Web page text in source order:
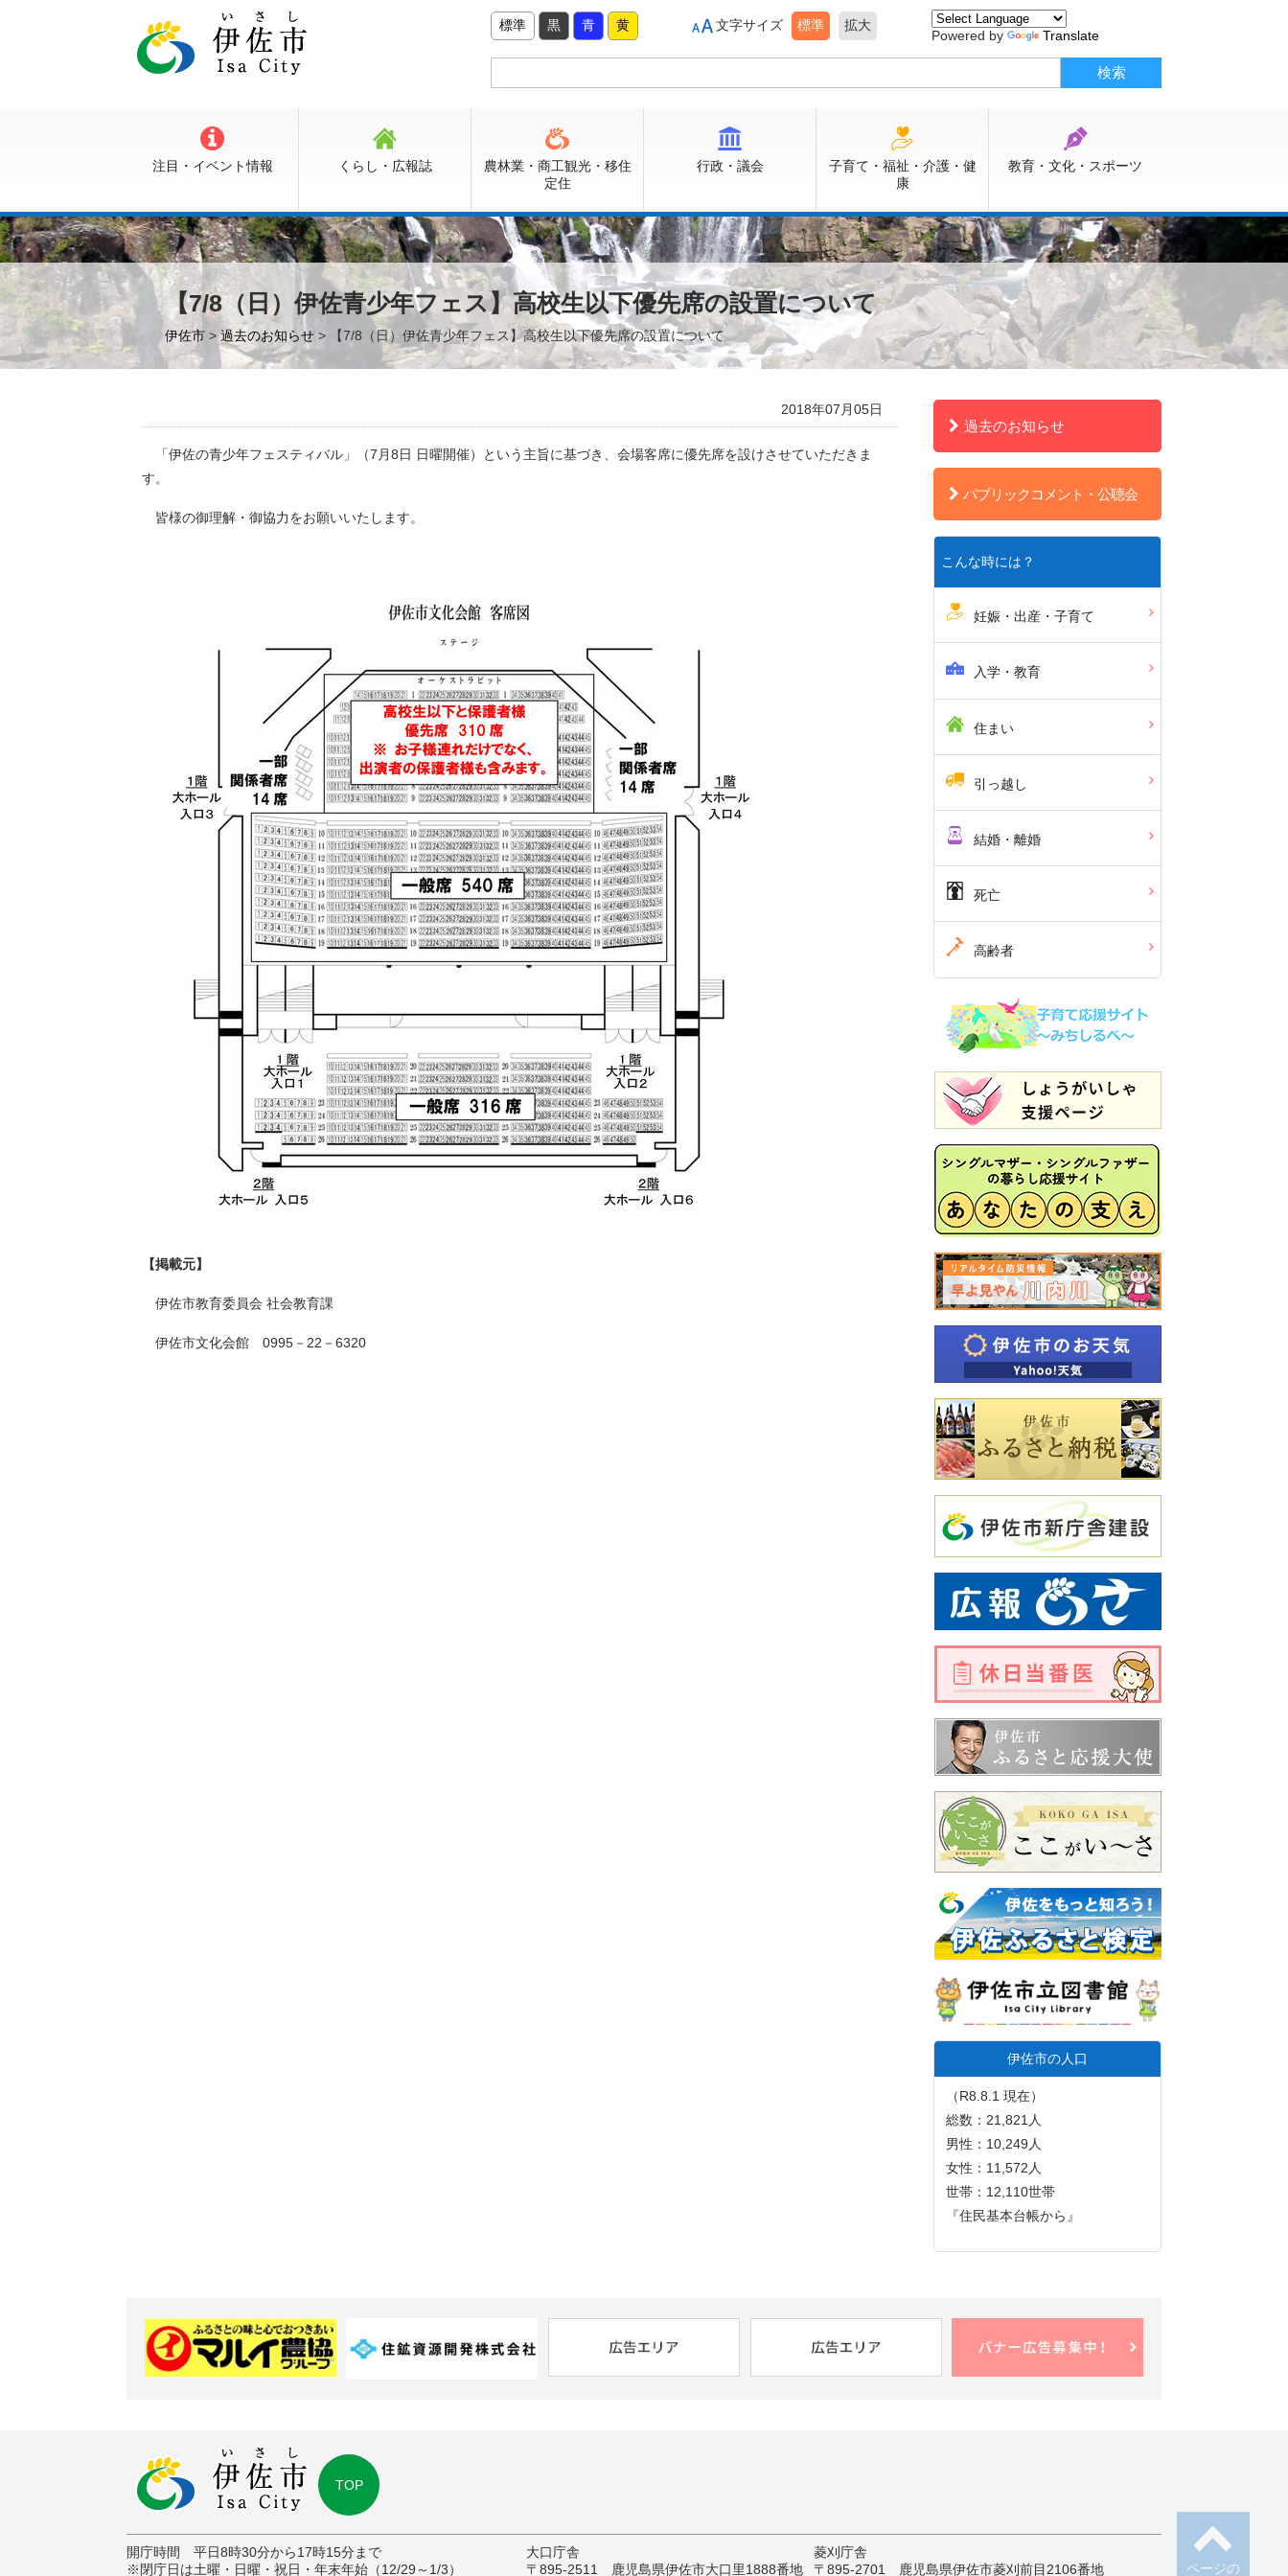
標準 黒 青 黄 文字サイズ 標準 拡大
Powered by Translate
注目・イベント情報 くらし・広報誌
農林業・商工観光・移住
定住
行政・議会
子育て・福祉・介護・健
康
教育・文化・スポーツ
【7/8（日）伊佐青少年フェス】高校生以下優先席の設置について
伊佐市 >過去のお知らせ > 【7/8（日）伊佐青少年フェス】高校生以下優先席の設置について
2018年07月05日
「伊佐の青少年フェスティバル」（7月8日 日曜開催）という主旨に基づき、会場客席に優先席を設けさせていただきま
す。
皆様の御理解・御協力をお願いいたします。
【掲載元】
伊佐市教育委員会 社会教育課
伊佐市文化会館 0995－22－6320
過去のお知らせ
パブリックコメント・公聴会
こんな時には？
妊娠・出産・子育て
入学・教育
住まい
引っ越し
結婚・離婚
死亡
高齢者
伊佐市の人口
（R8.8.1 現在）
総数：21,821人
男性：10,249人
女性：11,572人
世帯：12,110世帯
『住民基本台帳から』
ページの
TOP
開庁時間 平日8時30分から17時15分まで
※閉庁日は土曜・日曜・祝日・年末年始（12/29～1/3）
大口庁舎
〒895-2511 鹿児島県伊佐市大口里1888番地
菱刈庁舎
〒895-2701 鹿児島県伊佐市菱刈前目2106番地